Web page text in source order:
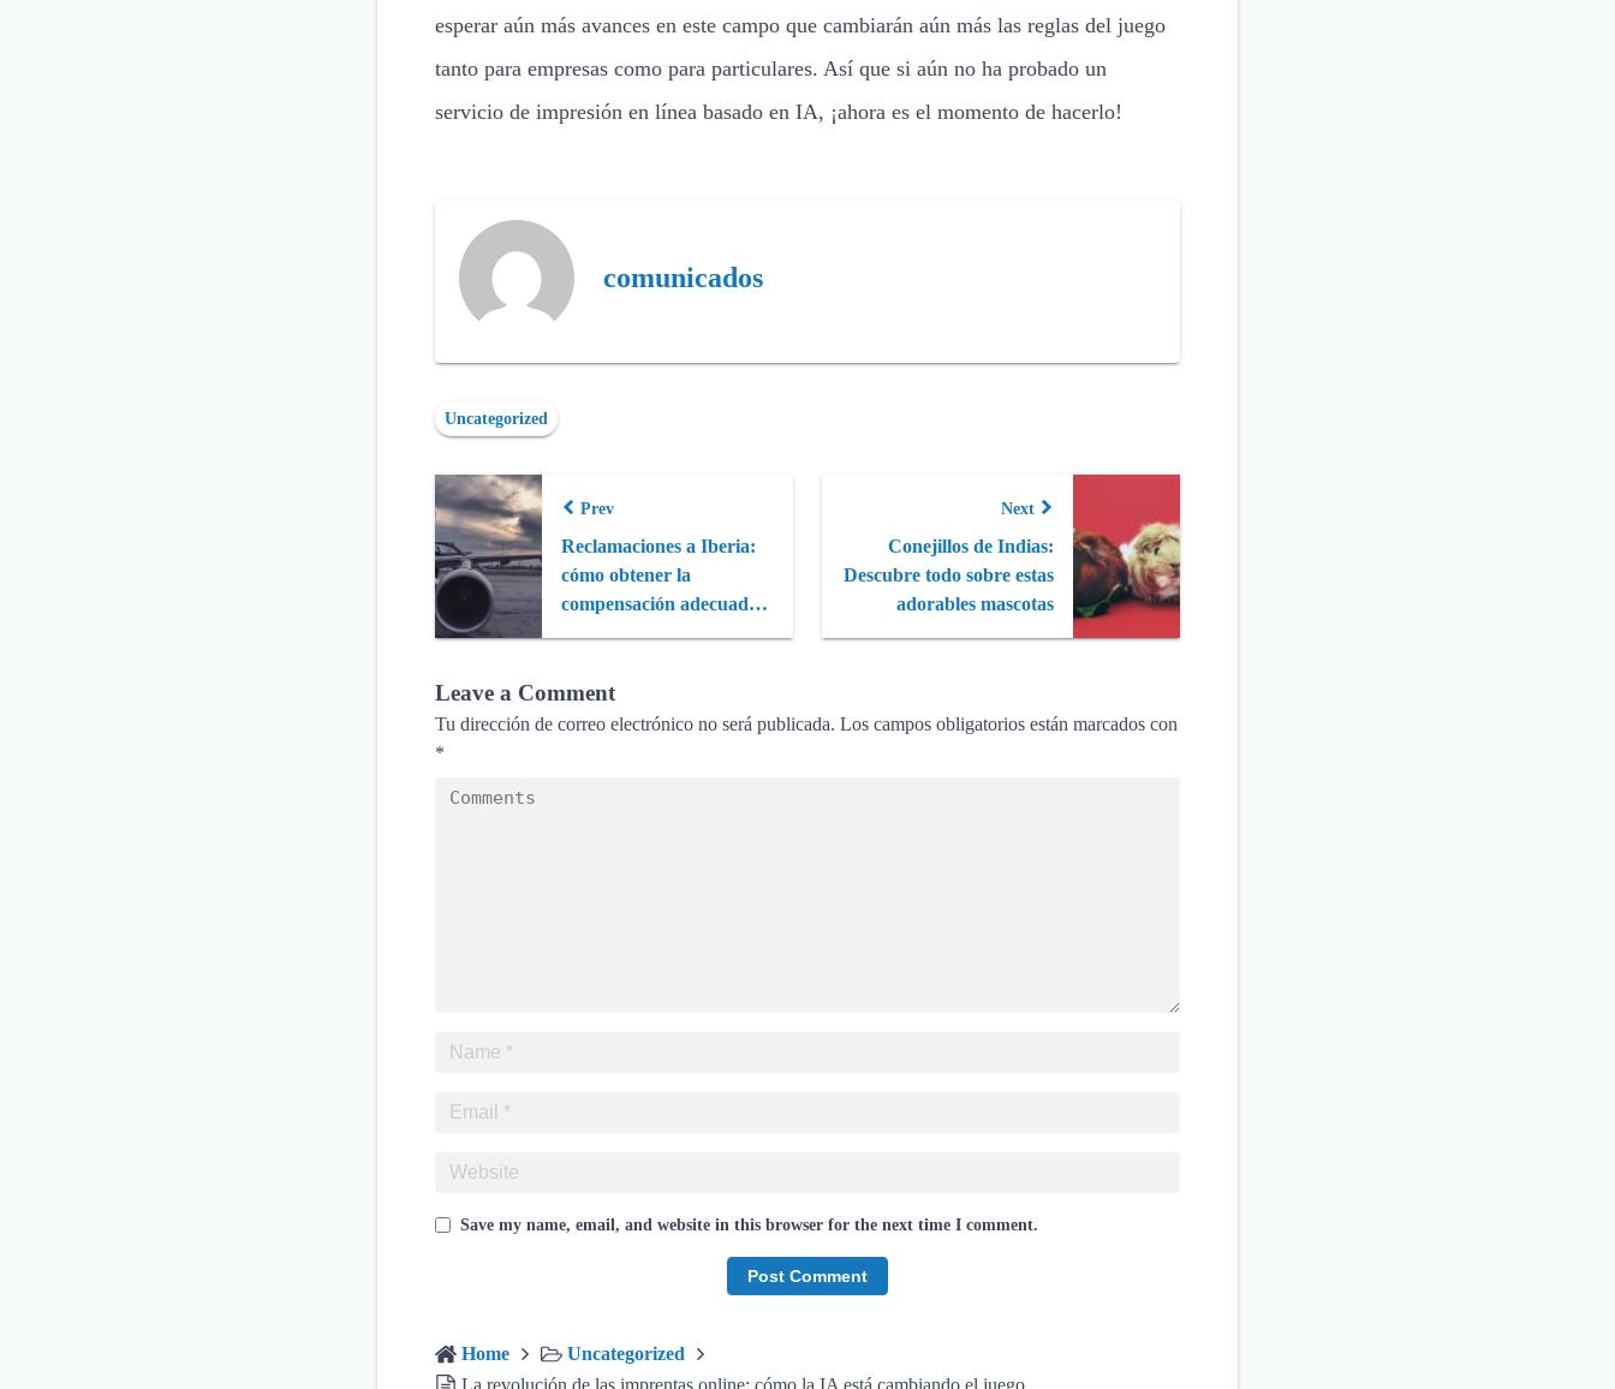
esperar aún más avances en este campo que cambiarán aún más las reglas del juego
tanto para empresas como para particulares. Así que si aún no ha probado un
servicio de impresión en línea basado en IA, ¡ahora es el momento de hacerlo!
comunicados
Uncategorized
Prev
Reclamaciones a Iberia:
cómo obtener la
compensación adecuada
Next
Conejillos de Indias:
Descubre todo sobre estas
adorables mascotas
Leave a Comment
Tu dirección de correo electrónico no será publicada. Los campos obligatorios están marcados con
*
Save my name, email, and website in this browser for the next time I comment.
Home
Uncategorized